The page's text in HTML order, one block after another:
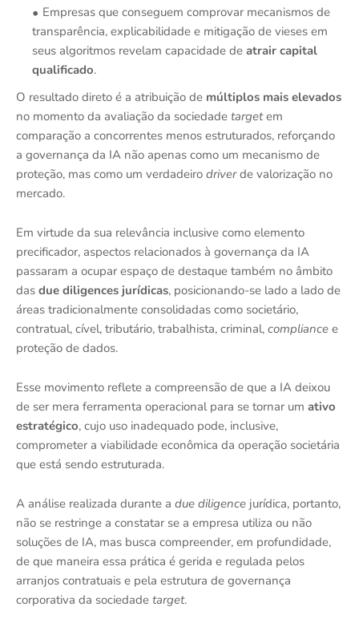
Empresas que conseguem comprovar mecanismos de
transparência, explicabilidade e mitigação de vieses em
seus algoritmos revelam capacidade de atrair capital
qualificado.
O resultado direto é a atribuição de múltiplos mais elevados
no momento da avaliação da sociedade targetem
comparação a concorrentes menos estruturados, reforçando
a governança da IA não apenas como um mecanismo de
proteção, mas como um verdadeiro driverde valorização no
mercado.
Em virtude da sua relevância inclusive como elemento
precificador, aspectos relacionados à governança da IA
passaram a ocupar espaço de destaque também no âmbito
das due diligences jurídicas, posicionando-se lado a lado de
áreas tradicionalmente consolidadas como societário,
contratual, cível, tributário, trabalhista, criminal, compliance e
proteção de dados.
Esse movimento reflete a compreensão de que a IA deixou
de ser mera ferramenta operacional para se tornar um ativo
estratégico, cujo uso inadequado pode, inclusive,
comprometer a viabilidade econômica da operação societária
que está sendo estruturada.
A análise realizada durante a due diligence jurídica, portanto,
não se restringe a constatar se a empresa utiliza ou não
soluções de IA, mas busca compreender, em profundidade,
de que maneira essa prática é gerida e regulada pelos
arranjos contratuais e pela estrutura de governança
corporativa da sociedade target.